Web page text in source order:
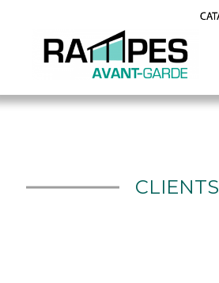
CLIENTS